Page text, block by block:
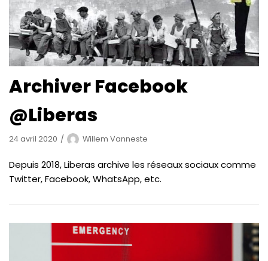
Archiver Facebook
@Liberas
24 avril 2020 Willem Vanneste
Depuis 2018, Liberas archive les réseaux sociaux comme
Twitter, Facebook, WhatsApp, etc.